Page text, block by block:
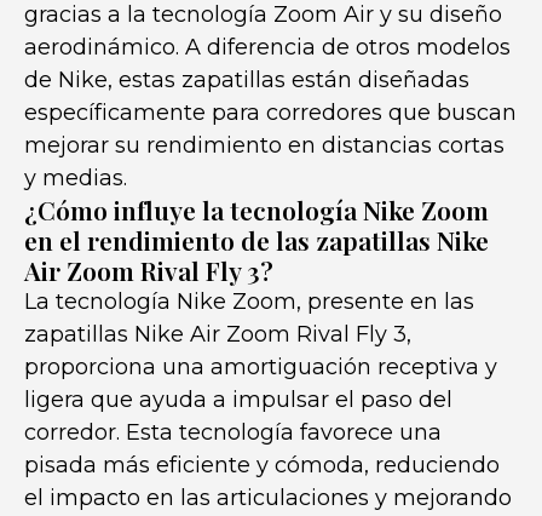
gracias a la tecnología Zoom Air y su diseño
aerodinámico. A diferencia de otros modelos
de Nike, estas zapatillas están diseñadas
específicamente para corredores que buscan
mejorar su rendimiento en distancias cortas
y medias.
¿Cómo influye la tecnología Nike Zoom
en el rendimiento de las zapatillas Nike
Air Zoom Rival Fly 3?
La tecnología Nike Zoom, presente en las
zapatillas Nike Air Zoom Rival Fly 3,
proporciona una amortiguación receptiva y
ligera que ayuda a impulsar el paso del
corredor. Esta tecnología favorece una
pisada más eficiente y cómoda, reduciendo
el impacto en las articulaciones y mejorando